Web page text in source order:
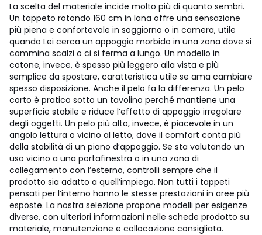
La scelta del materiale incide molto più di quanto sembri.
Un tappeto rotondo 160 cm in lana offre una sensazione
più piena e confortevole in soggiorno o in camera, utile
quando Lei cerca un appoggio morbido in una zona dove si
cammina scalzi o ci si ferma a lungo. Un modello in
cotone, invece, è spesso più leggero alla vista e più
semplice da spostare, caratteristica utile se ama cambiare
spesso disposizione. Anche il pelo fa la differenza. Un pelo
corto è pratico sotto un tavolino perché mantiene una
superficie stabile e riduce l’effetto di appoggio irregolare
degli oggetti. Un pelo più alto, invece, è piacevole in un
angolo lettura o vicino al letto, dove il comfort conta più
della stabilità di un piano d’appoggio. Se sta valutando un
uso vicino a una portafinestra o in una zona di
collegamento con l’esterno, controlli sempre che il
prodotto sia adatto a quell’impiego. Non tutti i tappeti
pensati per l’interno hanno le stesse prestazioni in aree più
esposte. La nostra selezione propone modelli per esigenze
diverse, con ulteriori informazioni nelle schede prodotto su
materiale, manutenzione e collocazione consigliata.